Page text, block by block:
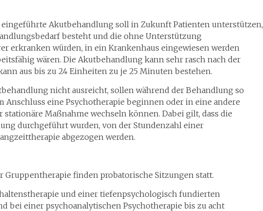
eingeführte Akutbehandlung soll in Zukunft Patienten unterstützen,
besteht und die ohne Unterstützung
erkranken würden, in ein Krankenhaus eingewiesen werden
wären. Die Akutbehandlung kann sehr rasch nach der
aus bis zu 24 Einheiten zu je 25 Minuten bestehen.
nicht ausreicht, sollen während der Behandlung so
Anschluss eine Psychotherapie beginnen oder in eine andere
Maßnahme wechseln können. Dabei gilt, dass die
durchgeführt wurden, von der Stundenzahl einer
abgezogen werden.
Gruppentherapie finden probatorische Sitzungen statt.
und einer tiefenpsychologisch fundierten
bei einer psychoanalytischen Psychotherapie bis zu acht